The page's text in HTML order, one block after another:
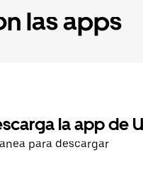
las apps
la app de
para descargar